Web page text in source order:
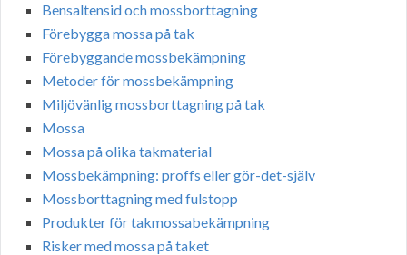
Bensaltensid och mossborttagning
Förebygga mossa på tak
Förebyggande mossbekämpning
Metoder för mossbekämpning
Miljövänlig mossborttagning på tak
Mossa
Mossa på olika takmaterial
Mossbekämpning: proffs eller gör-det-själv
Mossborttagning med fulstopp
Produkter för takmossabekämpning
Risker med mossa på taket